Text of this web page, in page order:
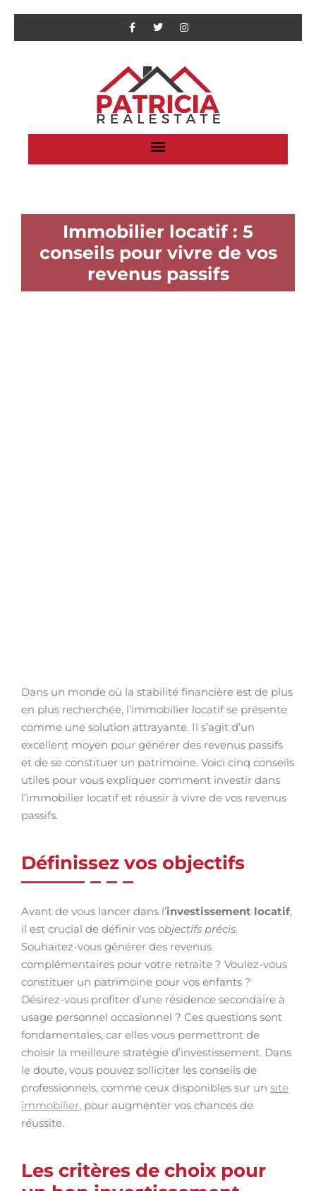
Immobilier locatif : 5
conseils pour vivre de vos
revenus passifs
Dans un monde où la stabilité financière est de plus
en plus recherchée, l’immobilier locatif se présente
comme une solution attrayante. Il s’agit d’un
excellent moyen pour générer des revenus passifs
et de se constituer un patrimoine. Voici cinq conseils
utiles pour vous expliquer comment investir dans
l’immobilier locatif et réussir à vivre de vos revenus
passifs.
Définissez vos objectifs
Avant de vous lancer dans l’investissement locatif,
il est crucial de définir vos objectifs précis.
Souhaitez-vous générer des revenus
complémentaires pour votre retraite ? Voulez-vous
constituer un patrimoine pour vos enfants ?
Désirez-vous profiter d’une résidence secondaire à
usage personnel occasionnel ? Ces questions sont
fondamentales, car elles vous permettront de
choisir la meilleure stratégie d’investissement. Dans
le doute, vous pouvez solliciter les conseils de
professionnels, comme ceux disponibles sur un site
immobilier, pour augmenter vos chances de
réussite.
Les critères de choix pour